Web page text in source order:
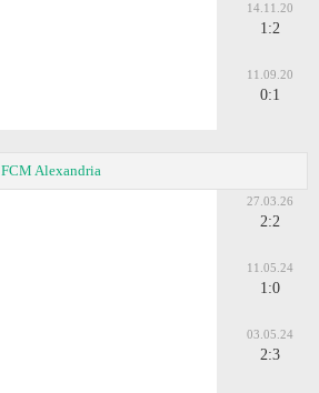
14.11.20
1:2
11.09.20
0:1
FCM Alexandria
27.03.26
2:2
11.05.24
1:0
03.05.24
2:3